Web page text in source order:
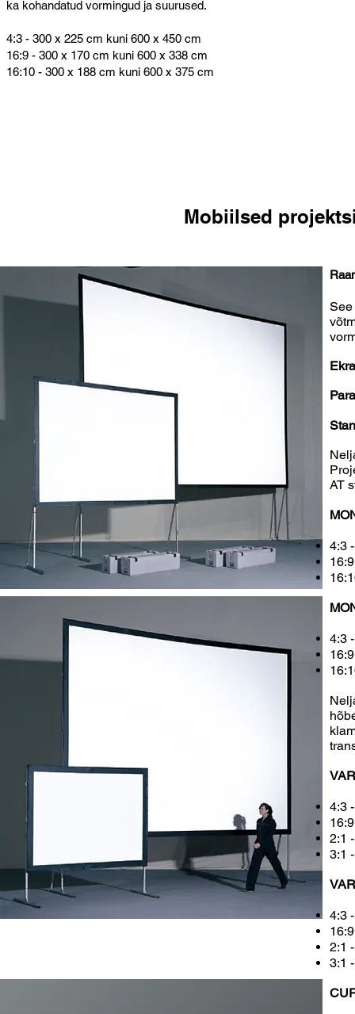
ka kohandatud vormingud ja suurused.
4:3 - 300 x 225 cm kuni 600 x 450 cm
16:9 - 300 x 170 cm kuni 600 x 338 cm
16:10 - 300 x 188 cm kuni 600 x 375 cm
Mobiilsed
AT
4:3
4:3
4:3
2:1
3:1
4:3
2:1
3:1